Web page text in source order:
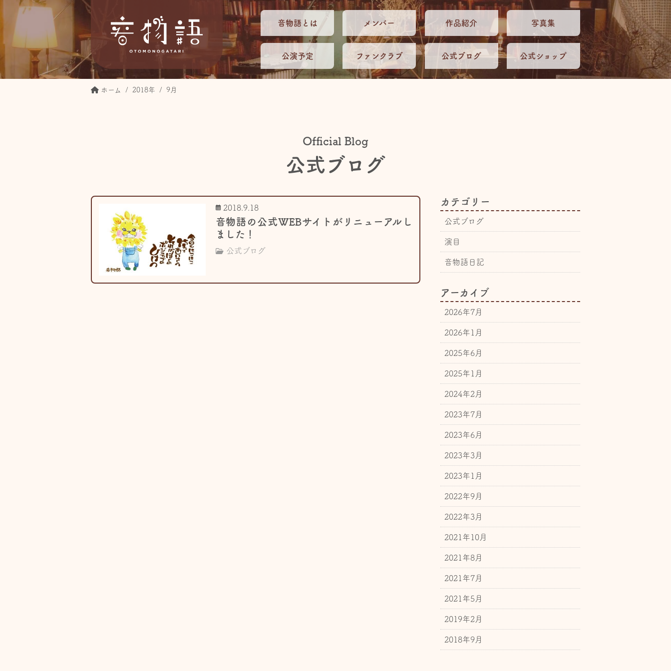
音物語とは メンバー 作品紹介 写真集
公演予定 ファンクラブ 公式ブログ 公式ショップ
ホーム 2018年 9月
Official Blog
公式ブログ
2018.9.18
音物語の公式WEBサイトがリニューアルし
ました！
公式ブログ
カテゴリー
公式ブログ
演目
音物語日記
アーカイブ
2026年7月
2026年1月
2025年6月
2025年1月
2024年2月
2023年7月
2023年6月
2023年3月
2023年1月
2022年9月
2022年3月
2021年10月
2021年8月
2021年7月
2021年5月
2019年2月
2018年9月